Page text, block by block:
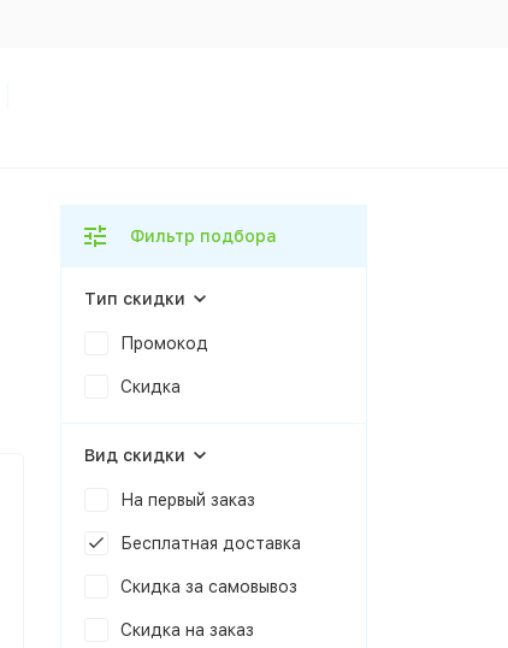
Фильтр подбора
Тип скидки
Промокод
Скидка
Вид скидки
На первый заказ
Бесплатная доставка
Скидка за самовывоз
Скидка на заказ